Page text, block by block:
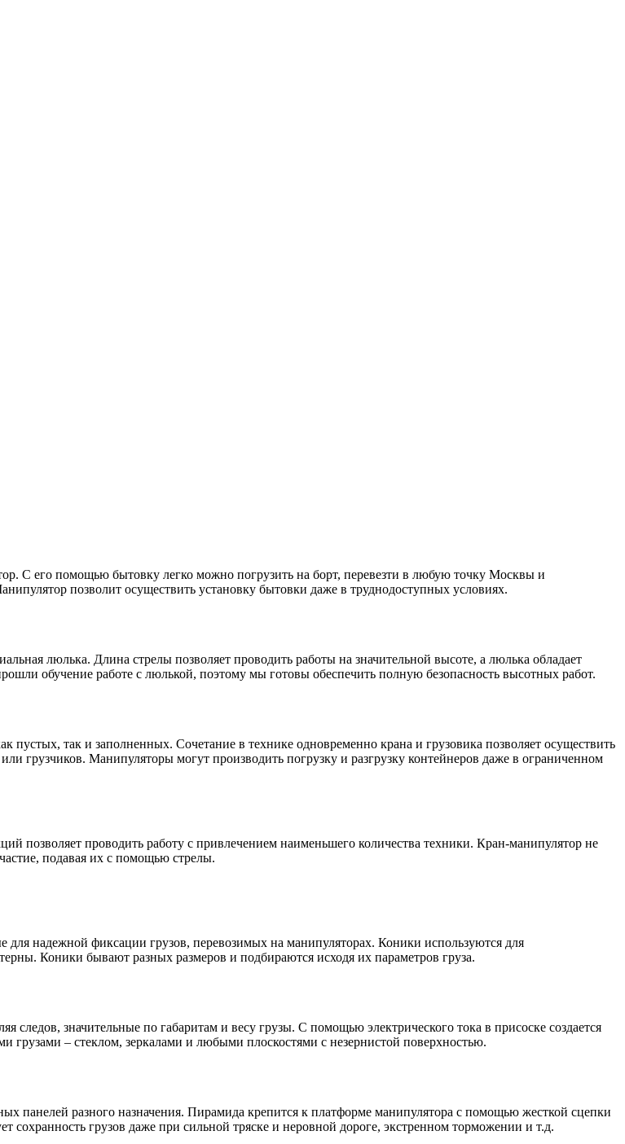
С его помощью бытовку легко можно погрузить на борт, перевезти в любую точку Москвы и
позволит осуществить установку бытовки даже в труднодоступных условиях.
люлька. Длина стрелы позволяет проводить работы на значительной высоте, а люлька обладает
обучение работе с люлькой, поэтому мы готовы обеспечить полную безопасность высотных работ.
так и заполненных. Сочетание в технике одновременно крана и грузовика позволяет осуществить
грузчиков. Манипуляторы могут производить погрузку и разгрузку контейнеров даже в ограниченном
позволяет проводить работу с привлечением наименьшего количества техники. Кран-манипулятор не
подавая их с помощью стрелы.
надежной фиксации грузов, перевозимых на манипуляторах. Коники используются для
Коники бывают разных размеров и подбираются исходя их параметров груза.
значительные по габаритам и весу грузы. С помощью электрического тока в присоске создается
грузами – стеклом, зеркалами и любыми плоскостями с незернистой поверхностью.
панелей разного назначения. Пирамида крепится к платформе манипулятора с помощью жесткой сцепки
сохранность грузов даже при сильной тряске и неровной дороге, экстренном торможении и т.д.